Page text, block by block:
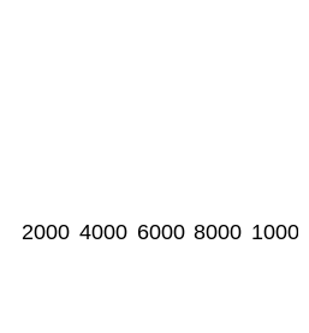
2000 4000 6000 8000